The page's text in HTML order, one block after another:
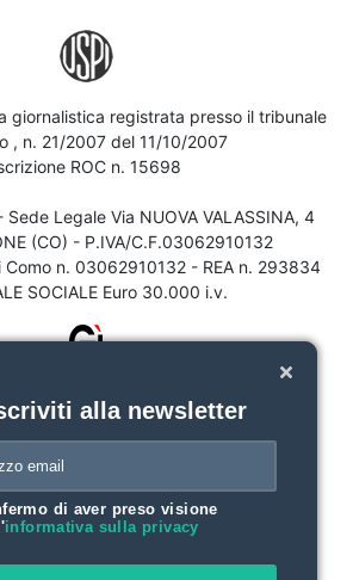
giornalistica registrata presso il tribunale
, n. 21/2007 del 11/10/2007
ROC n. 15698
Sede Legale Via NUOVA VALASSINA, 4
(CO) - P.IVA/C.F.03062910132
Como n. 03062910132 - REA n. 293834
SOCIALE Euro 30.000 i.v.
alla newsletter
di aver preso visione
informativa sulla privacy